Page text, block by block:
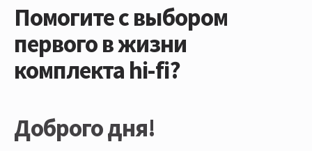
Помогите с выбором
первого в жизни
комплекта hi-fi?
Доброго дня!